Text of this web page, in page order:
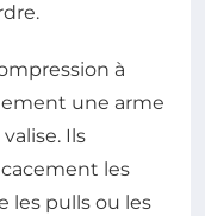
à
une arme
Ils
les
les pulls ou les